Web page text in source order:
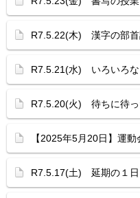
R7.5.22(木) 漢字の部
R7.5.21(水) いろいろな
R7.5.20(火) 待ちに待っ
【2025年5月20日】運動
R7.5.17(土) 延期の１日